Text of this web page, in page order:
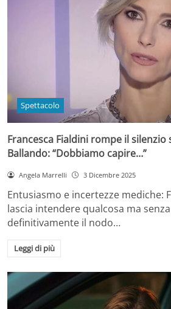
Spettacolo
Francesca Fialdini rompe il
Ballando: “Dobbiamo capire…”
Angela Marrelli 3 Dicembre 2025
Entusiasmo e incertezze mediche:
lascia intendere qualcosa ma
definitivamente il nodo…
Leggi di più